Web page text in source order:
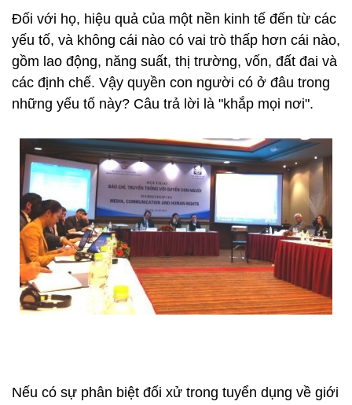
Đối với họ, hiệu quả của một nền kinh tế đến từ các
yếu tố, và không cái nào có vai trò thấp hơn cái nào,
gồm lao động, năng suất, thị trường, vốn, đất đai và
các định chế. Vậy quyền con người có ở đâu trong
những yếu tố này? Câu trả lời là "khắp mọi nơi".
Nếu có sự phân biệt đối xử trong tuyển dụng về giới